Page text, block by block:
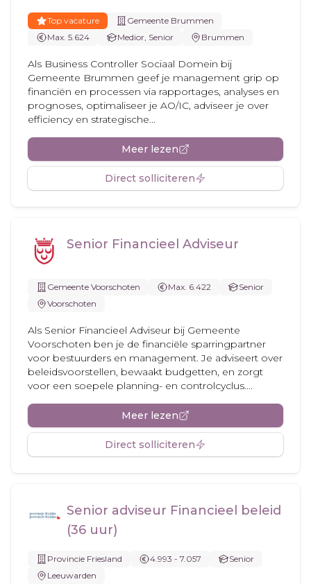
Top vacature
Gemeente Brummen
Max. 5.624
Medior, Senior Brummen
Als Business Controller Sociaal Domein bij
Gemeente Brummen geef je management grip op
financiën en processen via rapportages, analyses en
prognoses, optimaliseer je AO/IC, adviseer je over
efficiency en strategische...
Meer lezen
Direct solliciteren
Senior Financieel Adviseur
Gemeente Voorschoten Max. 6.422
Senior
Voorschoten
Als Senior Financieel Adviseur bij Gemeente
Voorschoten ben je de financiële sparringpartner
voor bestuurders en management. Je adviseert over
beleidsvoorstellen, bewaakt budgetten, en zorgt
voor een soepele planning- en controlcyclus....
Meer lezen
Direct solliciteren
Senior adviseur Financieel beleid
(36 uur)
Provincie Friesland 4.993 - 7.057
Senior
Leeuwarden